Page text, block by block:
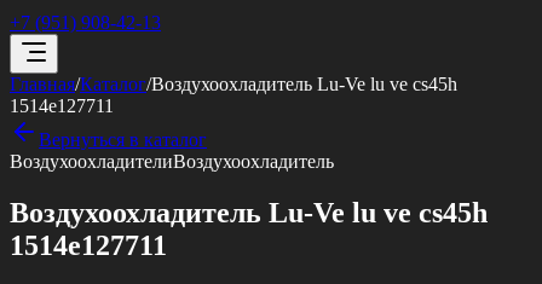
+7 (951) 908-42-13
Главная/Каталог/Воздухоохладитель Lu-Ve lu ve cs45h
1514e127711
Вернуться в каталог
ВоздухоохладителиВоздухоохладитель
Воздухоохладитель Lu-Ve lu ve cs45h
1514e127711